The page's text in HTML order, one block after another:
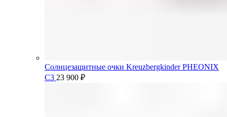
Солнцезащитные очки Kreuzbergkinder PHEONIX
C3 23 900 ₽